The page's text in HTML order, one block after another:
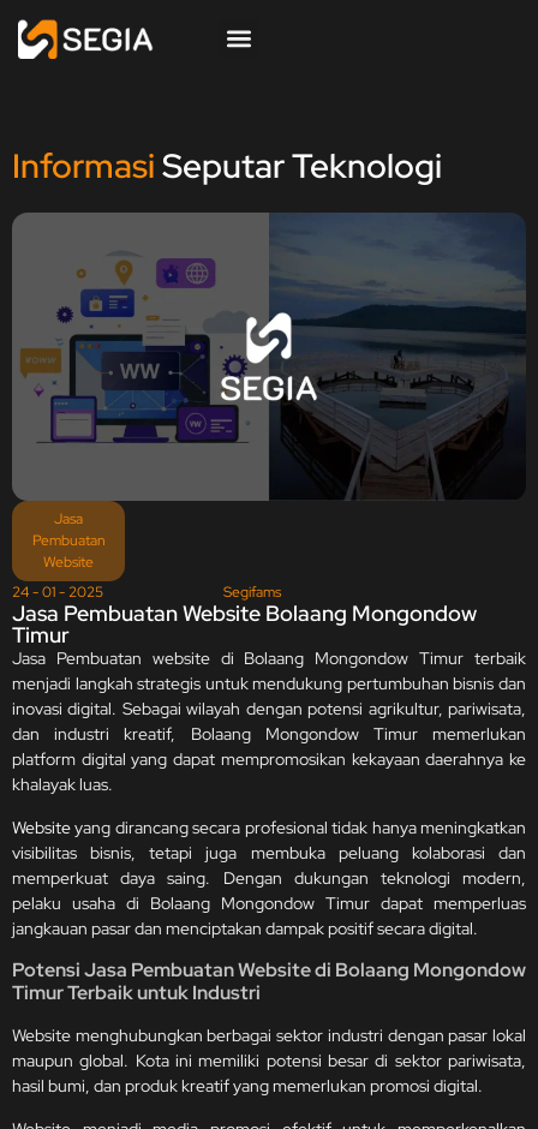
InformasiSeputar Teknologi
Jasa
Pembuatan
Website
24 - 01 - 2025
Segifams
Jasa Pembuatan Website Bolaang Mongondow
Timur
Jasa Pembuatan website di Bolaang Mongondow Timur terbaik
menjadi langkah strategis untuk mendukung pertumbuhan bisnis dan
inovasi digital. Sebagai wilayah dengan potensi agrikultur, pariwisata,
dan industri kreatif, Bolaang Mongondow Timur memerlukan
platform digital yang dapat mempromosikan kekayaan daerahnya ke
khalayak luas.
Websiteyang dirancang secara profesional tidak hanya meningkatkan
visibilitas bisnis, tetapi juga membuka peluang kolaborasi dan
memperkuat daya saing. Dengan dukungan teknologi modern,
pelaku usaha di Bolaang Mongondow Timur dapat memperluas
jangkauan pasar dan menciptakan dampak positif secara digital.
Potensi Jasa Pembuatan Website di Bolaang Mongondow
Timur Terbaik untuk Industri
Website menghubungkan berbagai sektor industri dengan pasar lokal
maupun global. Kota ini memiliki potensi besar di sektor pariwisata,
hasil bumi, dan produk kreatif yang memerlukan promosi digital.